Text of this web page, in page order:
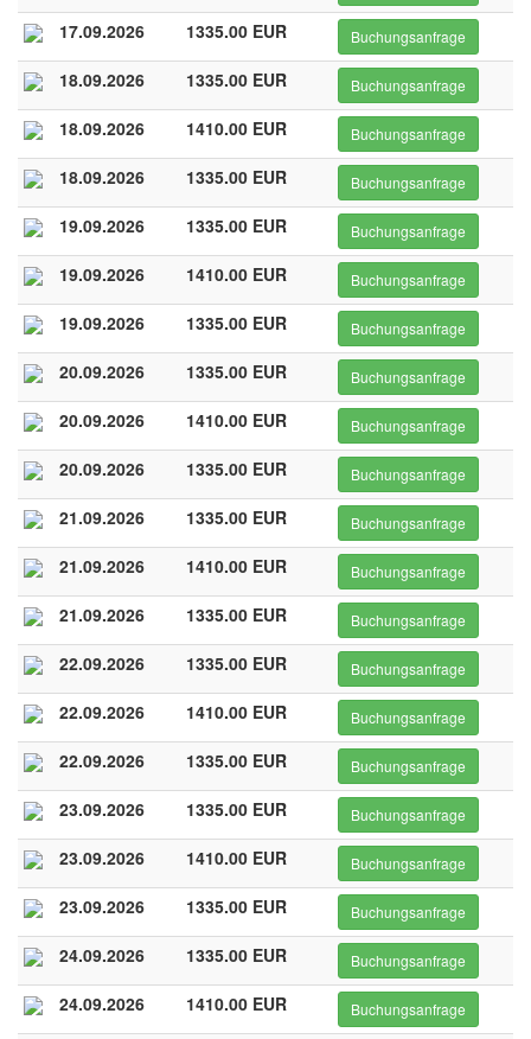
17.09.2026 1335.00 EUR Buchungsanfrage
18.09.2026 1335.00 EUR Buchungsanfrage
18.09.2026 1410.00 EUR Buchungsanfrage
18.09.2026 1335.00 EUR Buchungsanfrage
19.09.2026 1335.00 EUR Buchungsanfrage
19.09.2026 1410.00 EUR Buchungsanfrage
19.09.2026 1335.00 EUR Buchungsanfrage
20.09.2026 1335.00 EUR Buchungsanfrage
20.09.2026 1410.00 EUR Buchungsanfrage
20.09.2026 1335.00 EUR Buchungsanfrage
21.09.2026 1335.00 EUR Buchungsanfrage
21.09.2026 1410.00 EUR Buchungsanfrage
21.09.2026 1335.00 EUR Buchungsanfrage
22.09.2026 1335.00 EUR Buchungsanfrage
22.09.2026 1410.00 EUR Buchungsanfrage
22.09.2026 1335.00 EUR Buchungsanfrage
23.09.2026 1335.00 EUR Buchungsanfrage
23.09.2026 1410.00 EUR Buchungsanfrage
23.09.2026 1335.00 EUR Buchungsanfrage
24.09.2026 1335.00 EUR Buchungsanfrage
24.09.2026 1410.00 EUR Buchungsanfrage